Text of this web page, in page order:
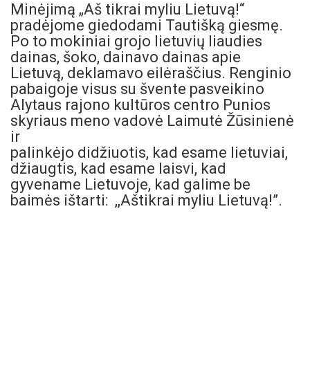
Minėjimą „Aš tikrai myliu Lietuvą!“
pradėjome giedodami Tautišką giesmę.
Po to mokiniai grojo lietuvių liaudies
dainas, šoko, dainavo dainas apie
Lietuvą, deklamavo eilėraščius. Renginio
pabaigoje visus su švente pasveikino
Alytaus rajono kultūros centro Punios
skyriaus meno vadovė Laimutė Žūsinienė
ir
palinkėjo didžiuotis, kad esame lietuviai,
džiaugtis, kad esame laisvi, kad
gyvename Lietuvoje, kad galime be
baimės ištarti: ,,Aštikrai myliu Lietuvą!”.